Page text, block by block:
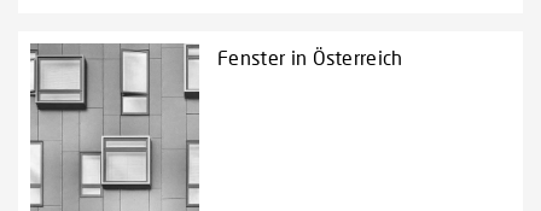
Fenster in Österreich